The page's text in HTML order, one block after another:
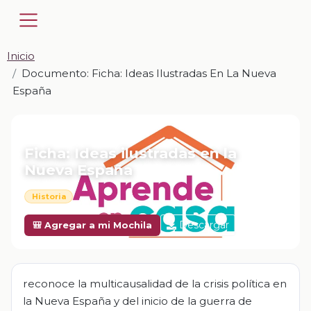
Inicio
Documento: Ficha: Ideas Ilustradas En La Nueva
España
Ficha: Ideas ilustradas en la
Nueva España
Historia
🎒 Agregar a mi Mochila Descargar
reconoce la multicausalidad de la crisis política en
la Nueva España y del inicio de la guerra de